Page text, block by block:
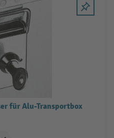
für Alu-Transportbox